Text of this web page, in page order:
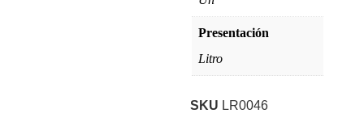
Presentación
Litro
SKU LR0046